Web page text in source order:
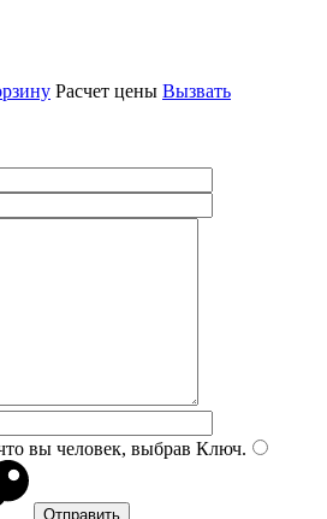
Расчет цены Вызвать
вы человек, выбрав Ключ.